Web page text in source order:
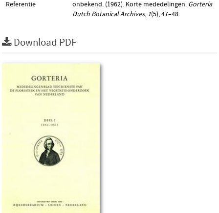
Referentie onbekend. (1962). Korte mededelingen. Gorteria
Dutch Botanical Archives, 1(5), 47–48.
Download PDF